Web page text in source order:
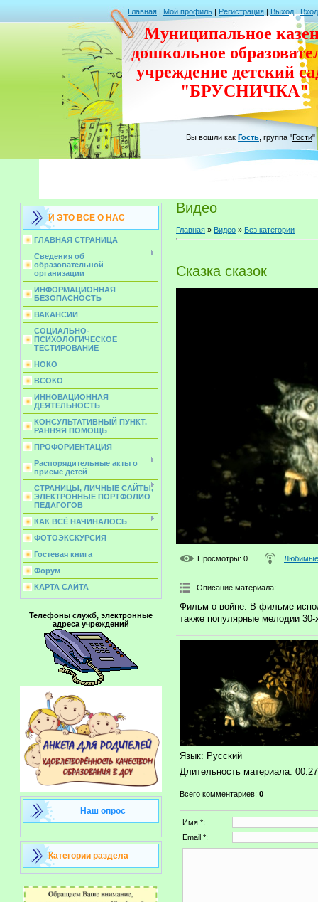
Главная | Мой профиль | Регистрация | Выход | Вход
Муниципальное
дошкольное
учреждение детский
"БРУСНИЧКА"
Вы вошли как Гость группа "Гости"
И ЭТО ВСЕ О НАС
ГЛАВНАЯ СТРАНИЦА
Сведения об
образовательной
организации
ИНФОРМАЦИОННАЯ
БЕЗОПАСНОСТЬ
ВАКАНСИИ
СОЦИАЛЬНО-
ПСИХОЛОГИЧЕСКОЕ
ТЕСТИРОВАНИЕ
НОКО
ВСОКО
ИННОВАЦИОННАЯ
ДЕЯТЕЛЬНОСТЬ
КОНСУЛЬТАТИВНЫЙ ПУНКТ.
РАННЯЯ ПОМОЩЬ
ПРОФОРИЕНТАЦИЯ
Распорядительные акты о
приеме детей
СТРАНИЦЫ, ЛИЧНЫЕ САЙТЫ,
ЭЛЕКТРОННЫЕ ПОРТФОЛИО
ПЕДАГОГОВ
КАК ВСЁ НАЧИНАЛОСЬ
ФОТОЭКСКУРСИЯ
Гостевая книга
Форум
КАРТА САЙТА
Телефоны служб, электронные
адреса учреждений
Наш опрос
Категории раздела
Видео
Главная » Видео » Без категории
Сказка сказок
Просмотры: 0 Любимые
Описание материала:
Фильм о войне. В фильме
также популярные мелодии
Язык: Русский
Длительность материала:
Всего комментариев: 0
Имя *:
Email *: